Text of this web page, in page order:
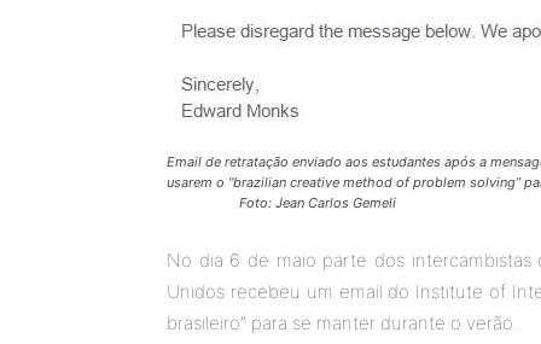
Email de retratação enviado aos estudantes após a
usarem o “brazilian creative method of problem
Foto: Jean Carlos Gemeli
No dia 6 de maio parte dos intercambistas
Unidos recebeu um email do Institute of
brasileiro” para se manter durante o verão.